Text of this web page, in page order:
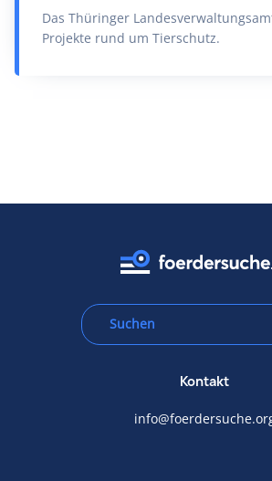
Das Thüringer
Projekte rund um Tierschutz.
Kontakt